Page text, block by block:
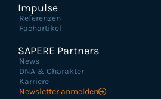
Impulse
Referenzen
Fachartikel
SAPERE Partners
News
DNA & Charakter
Karriere
Newsletter anmelden